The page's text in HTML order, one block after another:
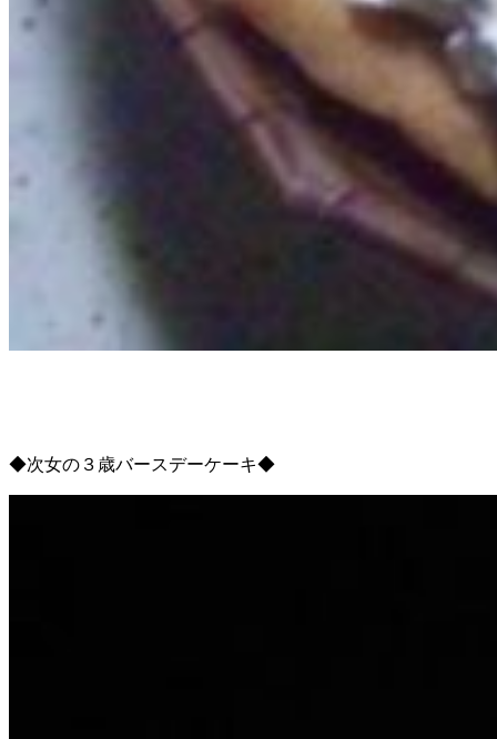
◆次女の３歳バースデーケーキ◆